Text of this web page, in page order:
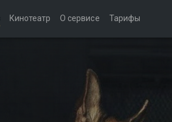
Кинотеатр О сервисе Тарифы